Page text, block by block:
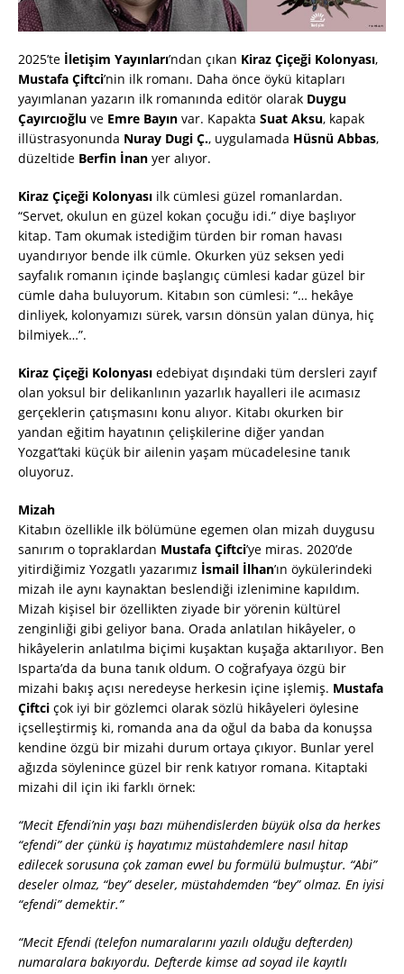
2025’te İletişim Yayınları’ndan çıkan Kiraz Çiçeği Kolonyası,
Mustafa Çiftci’nin ilk romanı. Daha önce öykü kitapları
yayımlanan yazarın ilk romanında editör olarak Duygu
Çayırcıoğlu ve Emre Bayın var. Kapakta Suat Aksu, kapak
illüstrasyonunda Nuray Dugi Ç., uygulamada Hüsnü Abbas,
düzeltide Berfin İnan yer alıyor.
Kiraz Çiçeği Kolonyası ilk cümlesi güzel romanlardan.
“Servet, okulun en güzel kokan çocuğu idi.” diye başlıyor
kitap. Tam okumak istediğim türden bir roman havası
uyandırıyor bende ilk cümle. Okurken yüz seksen yedi
sayfalık romanın içinde başlangıç cümlesi kadar güzel bir
cümle daha buluyorum. Kitabın son cümlesi: “… hekâye
dinliyek, kolonyamızı sürek, varsın dönsün yalan dünya, hiç
bilmiyek…”.
Kiraz Çiçeği Kolonyası edebiyat dışındaki tüm dersleri zayıf
olan yoksul bir delikanlının yazarlık hayalleri ile acımasız
gerçeklerin çatışmasını konu alıyor. Kitabı okurken bir
yandan eğitim hayatının çelişkilerine diğer yandan
Yozgat’taki küçük bir ailenin yaşam mücadelesine tanık
oluyoruz.
Mizah
Kitabın özellikle ilk bölümüne egemen olan mizah duygusu
sanırım o topraklardan Mustafa Çiftci’ye miras. 2020’de
yitirdiğimiz Yozgatlı yazarımız İsmail İlhan’ın öykülerindeki
mizah ile aynı kaynaktan beslendiği izlenimine kapıldım.
Mizah kişisel bir özellikten ziyade bir yörenin kültürel
zenginliği gibi geliyor bana. Orada anlatılan hikâyeler, o
hikâyelerin anlatılma biçimi kuşaktan kuşağa aktarılıyor. Ben
Isparta’da da buna tanık oldum. O coğrafyaya özgü bir
mizahi bakış açısı neredeyse herkesin içine işlemiş. Mustafa
Çiftci çok iyi bir gözlemci olarak sözlü hikâyeleri öylesine
içselleştirmiş ki, romanda ana da oğul da baba da konuşsa
kendine özgü bir mizahi durum ortaya çıkıyor. Bunlar yerel
ağızda söylenince güzel bir renk katıyor romana. Kitaptaki
mizahi dil için iki farklı örnek:
“Mecit Efendi’nin yaşı bazı mühendislerden büyük olsa da herkes
“efendi” der çünkü iş hayatımız müstahdemlere nasıl hitap
edilecek sorusuna çok zaman evvel bu formülü bulmuştur. “Abi”
deseler olmaz, “bey” deseler, müstahdemden “bey” olmaz. En iyisi
“efendi” demektir.”
“Mecit Efendi (telefon numaralarını yazılı olduğu defterden)
numaralara bakıyordu. Defterde kimse ad soyad ile kayıtlı